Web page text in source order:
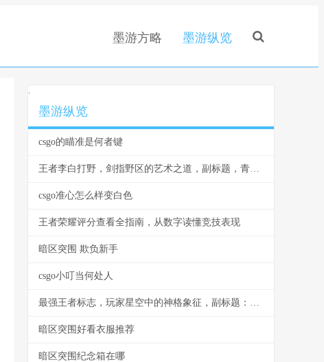
墨游方略 墨游纵览
.
墨游纵览
csgo的瞄准是何者键
王者李白打野，剑指野区的艺术之道，副标题，青莲剑歌的节奏与杀戮美学
csgo准心怎么样变白色
王者荣耀评分查看全指南，从数字读懂竞技表现
暗区突围 欺负新手
csgo小叮当何处人
最强王者标志，玩家星空中的神格象征，副标题：一个璀璨神级的印记
暗区突围好看衣服推荐
暗区突围纪念箱在哪